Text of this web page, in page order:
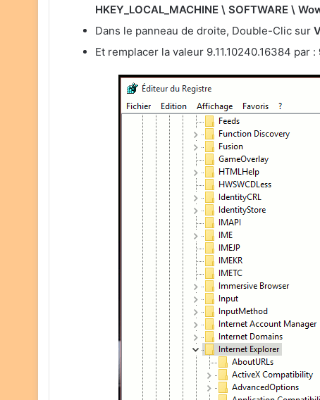
HKEY_LOCAL_MACHINE \ SOFTWARE \
Dans le panneau de droite, Double-Clic sur
Et remplacer la valeur 9.11.10240.16384 par :